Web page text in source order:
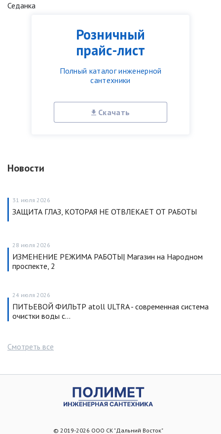
Розничный
прайс-лист
Полный каталог инженерной
сантехники
Скачать
Новости
31 июля 2026
ЗАЩИТА ГЛАЗ, КОТОРАЯ НЕ ОТВЛЕКАЕТ ОТ РАБОТЫ
28 июля 2026
ИЗМЕНЕНИЕ РЕЖИМА РАБОТЫ| Магазин на Народном
проспекте, 2
24 июля 2026
ПИТЬЕВОЙ ФИЛЬТР atoll ULTRA - современная система
очистки воды с…
Смотреть все
Седанка
© 2019-2026 ООО СК "Дальний Восток"